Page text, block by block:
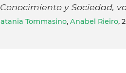
y Sociedad,
Tommasino, Anabel Rieiro,